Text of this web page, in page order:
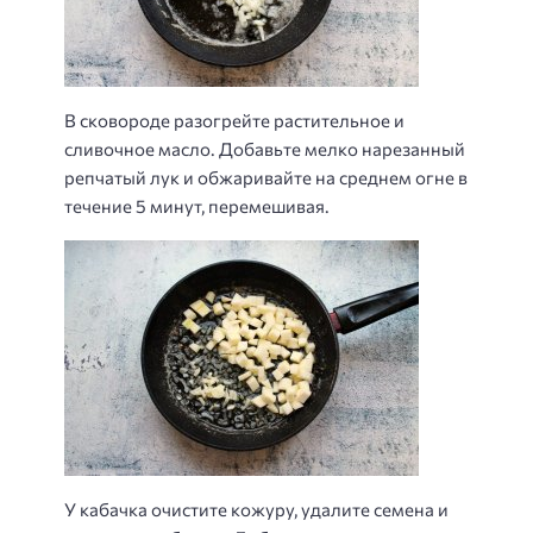
В сковороде разогрейте растительное и
сливочное масло. Добавьте мелко нарезанный
репчатый лук и обжаривайте на среднем огне в
течение 5 минут, перемешивая.
У кабачка очистите кожуру, удалите семена и